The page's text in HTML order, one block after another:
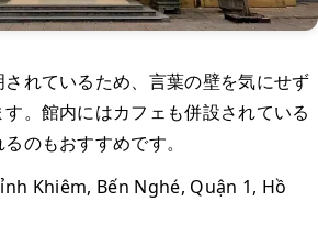
れているため、言葉の壁を気にせず
。館内にはカフェも併設されている
のもおすすめです。
Khiêm, Bến Nghé, Quận 1, Hồ